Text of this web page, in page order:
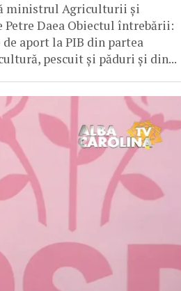
ministrul Agriculturii și
Daea Obiectul întrebării:
aport la PIB din partea
pescuit și păduri și din...